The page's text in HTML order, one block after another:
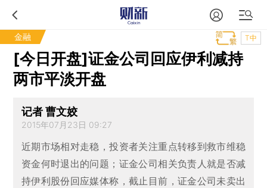
金融 T中
[今日开盘]证金公司回应伊利减持
两市平淡开盘
记者 曹文姣
2015年07月23日 09:27
近期市场相对走稳，投资者关注重点转移到救市维稳
资金何时退出的问题；证金公司相关负责人就是否减
持伊利股份回应媒体称，截止目前，证金公司未卖出